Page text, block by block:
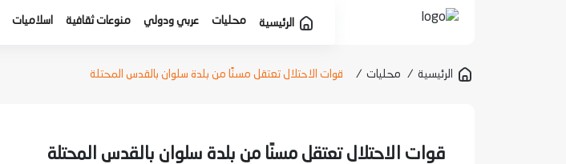
الرئيسية محليات عربي ودولي منوعات ثقافية اسلاميات
الرئيسية / محليات / قوات الاحتلال تعتقل مسنًا من بلدة سلوان بالقدس المحتلة
قوات الاحتلال تعتقل مسنًا من بلدة سلوان بالقدس المحتلة